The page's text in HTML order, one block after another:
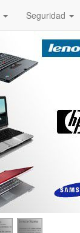
Seguridad